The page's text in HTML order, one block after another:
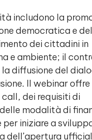
includono la
democratica e
dei cittadini in
e ambiente; il
diffusione del
Il webinar offre
dei requisiti di
modalità di
per iniziare a
dell’apertura